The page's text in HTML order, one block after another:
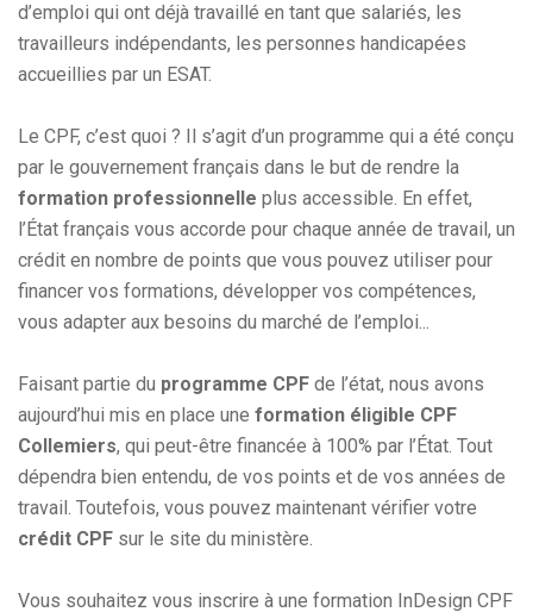
d’emploi qui ont déjà travaillé en tant que salariés, les
travailleurs indépendants, les personnes handicapées
accueillies par un ESAT.
Le CPF, c’est quoi ? Il s’agit d’un programme qui a été conçu
par le gouvernement français dans le but de rendre la
formation professionnelle plus accessible. En effet,
l’État français vous accorde pour chaque année de travail, un
crédit en nombre de points que vous pouvez utiliser pour
financer vos formations, développer vos compétences,
vous adapter aux besoins du marché de l’emploi...
Faisant partie du programme CPF de l’état, nous avons
aujourd’hui mis en place une formation éligible CPF
Collemiers, qui peut-être financée à 100% par l’État. Tout
dépendra bien entendu, de vos points et de vos années de
travail. Toutefois, vous pouvez maintenant vérifier votre
crédit CPF sur le site du ministère.
Vous souhaitez vous inscrire à une formation InDesign CPF